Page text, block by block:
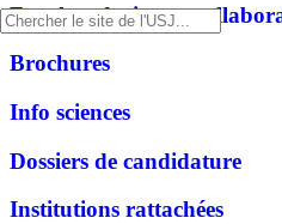
Faculty of sciences
Brochures
Info sciences
Dossiers de candidature
Institutions rattachées